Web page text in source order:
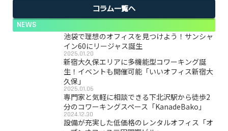
コラム一覧へ
NEWS
池袋で理想のオフィスを見つけよう！サンシャ
イン60にリージャス誕生
2025.01.20
新宿大久保エリアに多機能型コワーキング誕
生！イベントも開催可能「いいオフィス新宿大
久保」
2025.01.06
専門家と気軽に相談できる下北沢駅から徒歩2
分のコワーキングスペース「KanadeBako」
2024.12.30
設備が充実した低価格のレンタルオフィス「オ